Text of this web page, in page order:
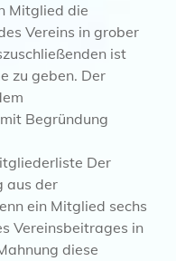
Mitglied die
Vereins in grober
ist
zu geben. Der
Begründung
Der
aus der
ein Mitglied sechs
Vereinsbeitrages in
diese